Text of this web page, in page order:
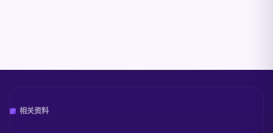
相关资料